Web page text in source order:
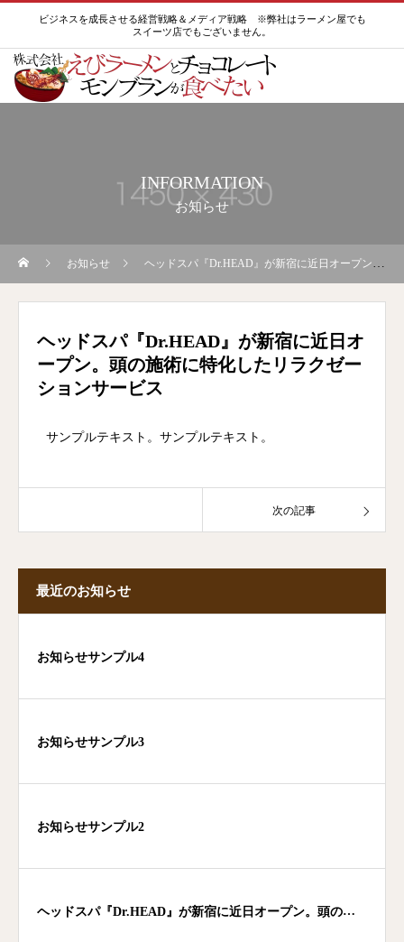
ビジネスを成長させる経営戦略＆メディア戦略 ※弊社はラーメン屋でも
スイーツ店でもございません。
INFORMATION
お知らせ
お知らせ ヘッドスパ『Dr.HEAD』が新宿に近日オープン。頭の施術に特化したリラクゼーションサービス
ヘッドスパ『Dr.HEAD』が新宿に近日オ
ープン。頭の施術に特化したリラクゼー
ションサービス
サンプルテキスト。サンプルテキスト。
次の記事
最近のお知らせ
お知らせサンプル4
お知らせサンプル3
お知らせサンプル2
ヘッドスパ『Dr.HEAD』が新宿に近日オープン。頭の施